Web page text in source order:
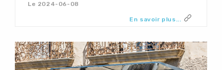
Le 2024-06-08
En savoir plus...